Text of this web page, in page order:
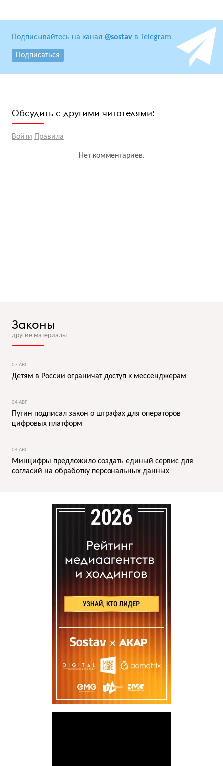
Подписывайтесь на канал @sostav в Telegram
Подписаться
Обсудить с другими читателями:
Войти Правила
Нет комментариев.
Законы
другие материалы
07 АВГ
Детям в России ограничат доступ к мессенджерам
04 АВГ
Путин подписал закон о штрафах для операторов
цифровых платформ
04 АВГ
Минцифры предложило создать единый сервис для
согласий на обработку персональных данных